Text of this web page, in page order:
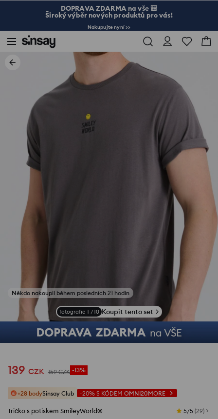
DOPRAVA ZDARMA na vše 🎒
Široký výběr nových produktů pro vás!
Nakupujte nyní >>
Někdo nakoupil během posledních 21 hodin
fotografie 1 /10 Koupit tento set
139 CZK 159 CZK -13%
+28 bodySinsay Club -20% S KÓDEM OMNI20MORE
Tričko s potiskem SmileyWorld® 5/5 (29)